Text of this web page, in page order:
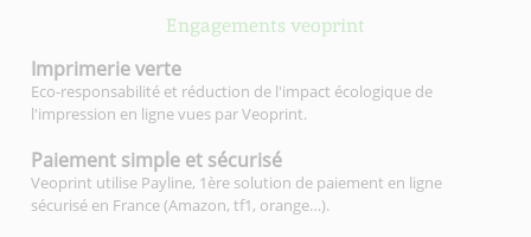
Engagements veoprint
Imprimerieverte
Eco-responsabilité et réduction de l'impact écologique de
l'impression en ligne vues par Veoprint.
Paiement simple et sécurisé
Veoprint utilise Payline, 1ère solution de paiement en ligne
sécurisé en France (Amazon, tf1, orange…).